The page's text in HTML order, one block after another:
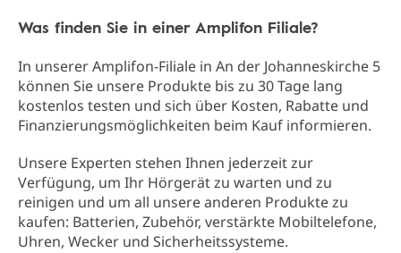
Was finden Sie in einer Amplifon Filiale?
In unserer Amplifon-Filiale in An der Johanneskirche 5
können Sie unsere Produkte bis zu 30 Tage lang
kostenlos testen und sich über Kosten, Rabatte und
Finanzierungsmöglichkeiten beim Kauf informieren.
Unsere Experten stehen Ihnen jederzeit zur
Verfügung, um Ihr Hörgerät zu warten und zu
reinigen und um all unsere anderen Produkte zu
kaufen: Batterien, Zubehör, verstärkte Mobiltelefone,
Uhren, Wecker und Sicherheitssysteme.